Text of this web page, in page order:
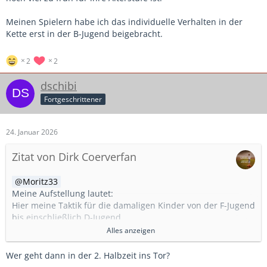
Meinen Spielern habe ich das individuelle Verhalten in der
Kette erst in der B-Jugend beigebracht.
2 2
dschibi
Fortgeschrittener
24. Januar 2026
Zitat von Dirk Coerverfan
Moritz33
Meine Aufstellung lautet:
Hier meine Taktik für die damaligen Kinder von der F-Jugend
bis einschließlich D-Jugend.
Spieler Nr. 1 Du bist der Torwart und passt auf, dass kein
Ball ins Netz geht. In der zweiten Halbzeit spielst Du
draußen.
Alles anzeigen
Wer geht dann in der 2. Halbzeit ins Tor?